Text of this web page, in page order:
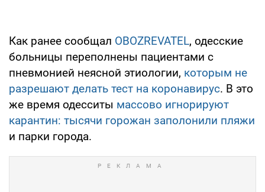
Как ранее сообщал OBOZREVATEL, одесские
больницы переполнены пациентами с
пневмонией неясной этиологии, которым не
разрешают делать тест на коронавирус. В это
же время одесситы массово игнорируют
карантин: тысячи горожан заполонили пляжи
и парки города.